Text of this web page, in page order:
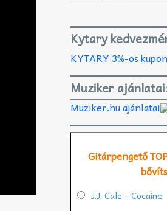
Kytary
KYTARY 3%-os kupon
Muziker
Muziker.hu ajánlatai
Gitárpengető
J.J. Cale - Cocaine